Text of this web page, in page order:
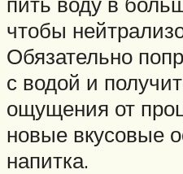
чтобы
Обязательно
с водой и
ощущения от
новые вкусовые
напитка.